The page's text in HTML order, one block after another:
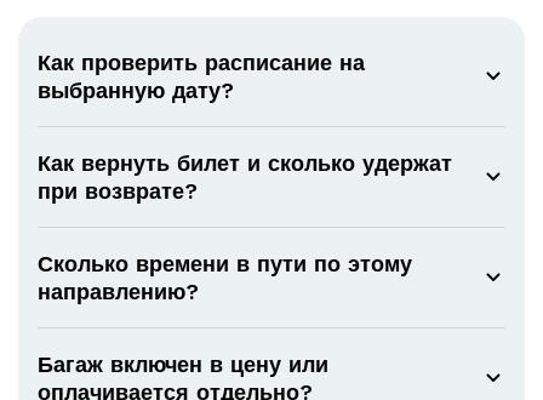
Как проверить расписание на
выбранную дату?
Как вернуть билет и сколько удержат
при возврате?
Сколько времени в пути по этому
направлению?
Багаж включен в цену или
оплачивается отдельно?